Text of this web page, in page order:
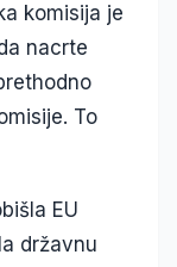
komisija je
nacrte
To
EU
državnu